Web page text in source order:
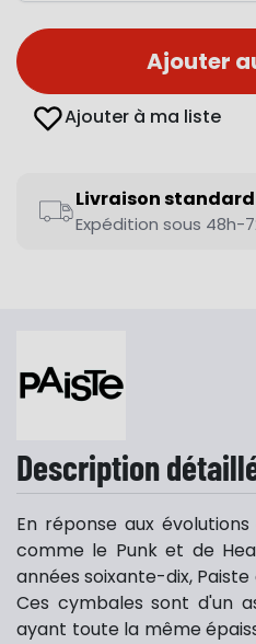
Ajouter
Ajouter à ma liste
Livraison standard
Expédition sous 48h-
Description
En réponse aux
comme le Punk et de
années soixante-dix, Paiste
Ces cymbales sont d'un
ayant toute la même